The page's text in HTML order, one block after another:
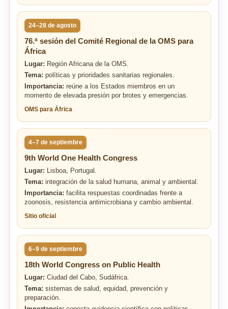
24–28 de agosto
76.ª sesión del Comité Regional de la OMS para
África
Lugar: Región Africana de la OMS.
Tema: políticas y prioridades sanitarias regionales.
Importancia: reúne a los Estados miembros en un
momento de elevada presión por brotes y emergencias.
OMS para África
4–7 de septiembre
9th World One Health Congress
Lugar: Lisboa, Portugal.
Tema: integración de la salud humana, animal y ambiental.
Importancia: facilita respuestas coordinadas frente a
zoonosis, resistencia antimicrobiana y cambio ambiental.
Sitio oficial
6–9 de septiembre
18th World Congress on Public Health
Lugar: Ciudad del Cabo, Sudáfrica.
Tema: sistemas de salud, equidad, prevención y
preparación.